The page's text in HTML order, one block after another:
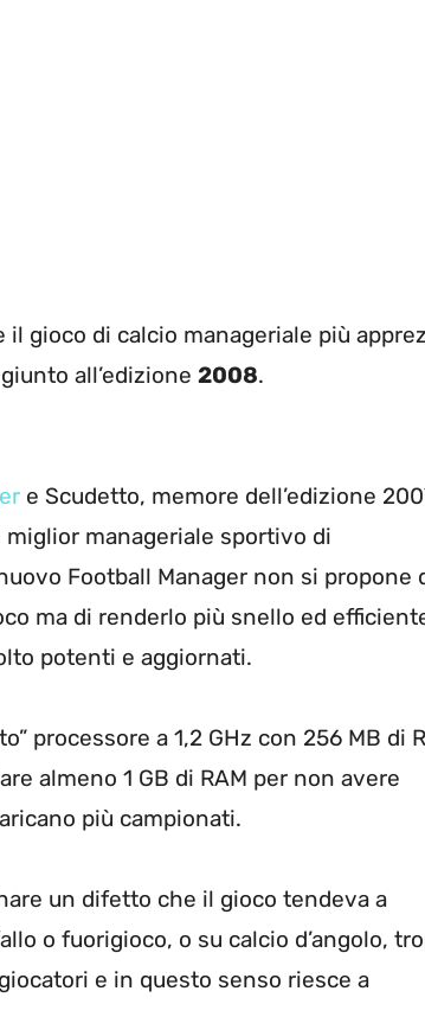
il gioco di calcio manageriale più
giunto all’edizione 2008.
e Scudetto, memore dell’edizione
manageriale sportivo di
Football Manager non si propone
ma di renderlo più snello ed
potenti e aggiornati.
processore a 1,2 GHz con 256 MB di
almeno 1 GB di RAM per non avere
più campionati.
un difetto che il gioco tendeva a
o fuorigioco, o su calcio d’angolo,
e in questo senso riesce a